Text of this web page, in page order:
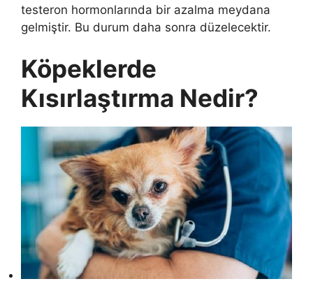
testeron hormonlarında bir azalma meydana
gelmiştir. Bu durum daha sonra düzelecektir.
Köpeklerde
Kısırlaştırma Nedir?